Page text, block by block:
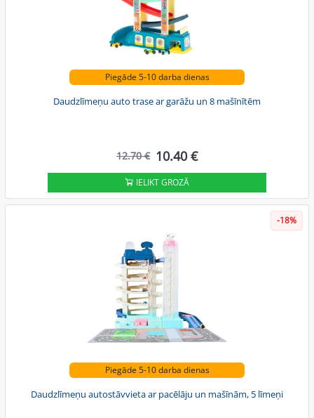
Piegāde 5-10 darba dienas
Daudzlīmeņu auto trase ar garāžu un 8 mašīnītēm
12.70 € 10.40 €
IELIKT GROZĀ
-18%
Piegāde 5-10 darba dienas
Daudzlīmeņu autostāvvieta ar pacēlāju un mašīnām, 5 līmeņi